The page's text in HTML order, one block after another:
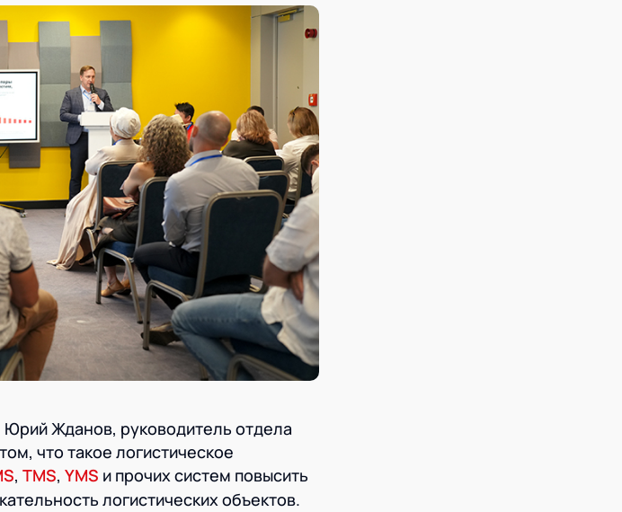
Юрий Жданов, руководитель отдела
что такое логистическое
, TMS, YMS и прочих систем повысить
логистических объектов.